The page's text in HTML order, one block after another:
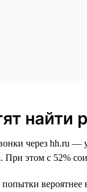
найти
через hh.ru —
этом с 52%
вероятнее